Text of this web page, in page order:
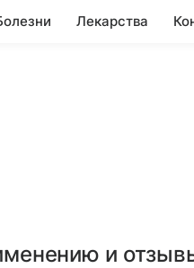
Лекарства
и